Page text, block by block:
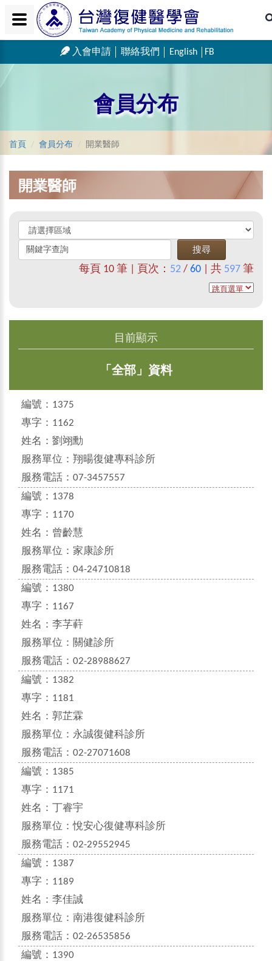
入會申請 聯絡我們 English FB
會員分布
首頁 會員分布 開業醫師
開業醫師
每頁 10 筆 | 頁次： 52 / 60 | 共 597 筆
目前顯示
「全部」資料
編號： 1375
專字： 1162
姓名： 劉翊勳
服務單位： 翔暘復健專科診所
服務電話： 07-3457557
編號： 1378
專字： 1170
姓名： 曾齡慧
服務單位： 家康診所
服務電話： 04-24710818
編號： 1380
專字： 1167
姓名： 李芓蓒
服務單位： 關健診所
服務電話： 02-28988627
編號： 1382
專字： 1181
姓名： 郭芷霖
服務單位： 永誠復健科診所
服務電話： 02-27071608
編號： 1385
專字： 1171
姓名：
丁睿宇
服務單位：悅安心復健專科診所
服務電話： 02-29552945
編號： 1387
專字： 1189
姓名： 李佳誠
服務單位： 南港復健科診所
服務電話： 02-26535856
編號： 1390